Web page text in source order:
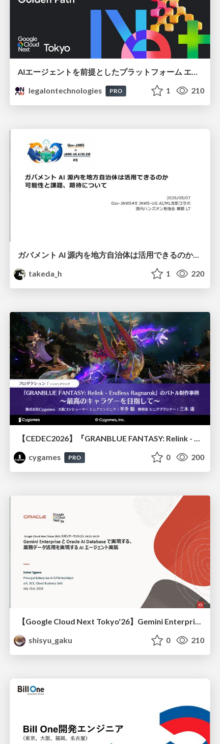
AIエージェントを前提としたプラットフォーム エンジニアリング：GKEで作るAgent-Ready Golden Path
legalontechnologies
PRO 1 210
ガバメント AI 源内を地方自治体は活用できるのか 可能性と課題、期待について
takeda_h
1 220
cygames
PRO 0 200
【Google Cloud Next Tokyo'26】Gemini Enterprise と Oracle AI Database で実現する、 業務データ活用を実現する AI エージェント実装
shisyu_gaku
0 210